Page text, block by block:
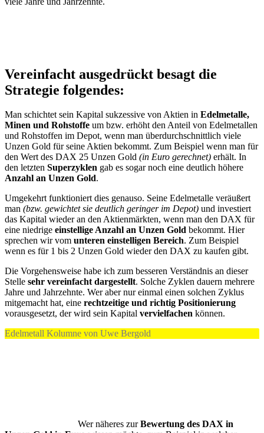
Vereinfacht ausgedrückt besagt die
Strategie folgendes:
Man schichtet sein Kapital sukzessive von Aktien in Edelmetalle,
Minen und Rohstoffe um bzw. erhöht den Anteil von Edelmetallen
und Rohstoffen im Depot, wenn man überdurchschnittlich viele
Unzen Gold für seine Aktien bekommt. Zum Beispiel wenn man für
den Wert des DAX 25 Unzen Gold (in Euro gerechnet) erhält. In
den letzten Superzyklen gab es sogar noch eine deutlich höhere
Anzahl an Unzen Gold.
Umgekehrt funktioniert dies genauso. Seine Edelmetalle veräußert
man (bzw. gewichtet sie deutlich geringer im Depot) und investiert
das Kapital wieder an den Aktienmärkten, wenn man den DAX für
eine niedrige einstellige Anzahl an Unzen Gold bekommt. Hier
sprechen wir vom unteren einstelligen Bereich. Zum Beispiel
wenn es für 1 bis 2 Unzen Gold wieder den DAX zu kaufen gibt.
Die Vorgehensweise habe ich zum besseren Verständnis an dieser
Stelle sehr vereinfacht dargestellt. Solche Zyklen dauern mehrere
Jahre und Jahrzehnte. Wer aber nur einmal einen solchen Zyklus
mitgemacht hat, eine rechtzeitige und richtig Positionierung
vorausgesetzt, der wird sein Kapital vervielfachen können.
Edelmetall Kolumne von Uwe Bergold
Wer näheres zurBewertung des DAX in